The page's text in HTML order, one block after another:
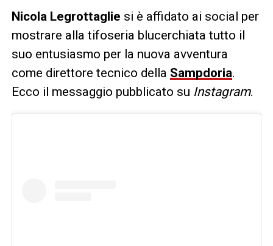
Nicola Legrottaglie si è affidato ai social per
mostrare alla tifoseria blucerchiata tutto il
suo entusiasmo per la nuova avventura
come direttore tecnico della Sampdoria.
Ecco il messaggio pubblicato su Instagram.